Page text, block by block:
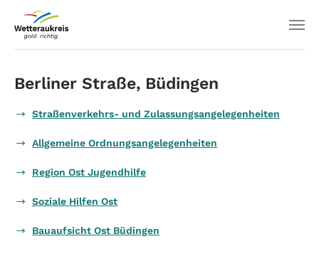
Berliner Straße, Büdingen
Straßenverkehrs- und Zulassungsangelegenheiten
Allgemeine Ordnungsangelegenheiten
Region Ost Jugendhilfe
Soziale Hilfen Ost
Bauaufsicht Ost Büdingen